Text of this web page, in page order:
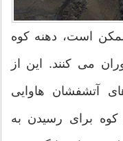
است، دهنه کوه
می کنند. این از
آتشفشان هاوایی
این کوه برای رسیدن به